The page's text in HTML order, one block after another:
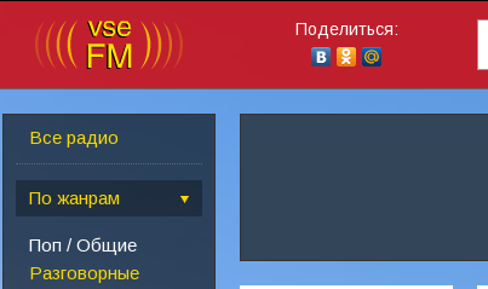
Поделиться:
Все радио
По жанрам
Поп / Общие
Разговорные